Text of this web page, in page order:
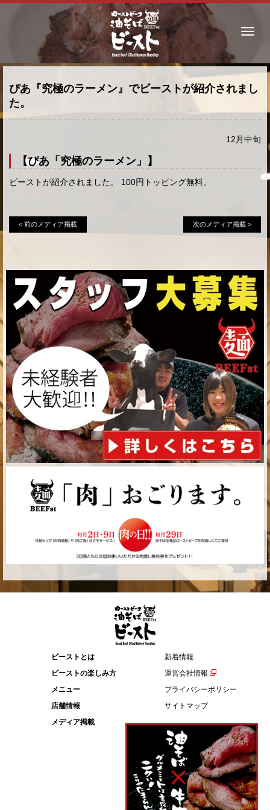
ぴあ『究極のラーメン』でビーストが紹介されまし
た。
12月中旬
【ぴあ「究極のラーメン」】
ビーストが紹介されました。 100円トッピング無料。
< 前のメディア掲載 次のメディア掲載 >
ビーストとは
ビーストの楽しみ方
メニュー
店舗情報
メディア掲載
新着情報
運営会社情報
プライバシーポリシー
サイトマップ